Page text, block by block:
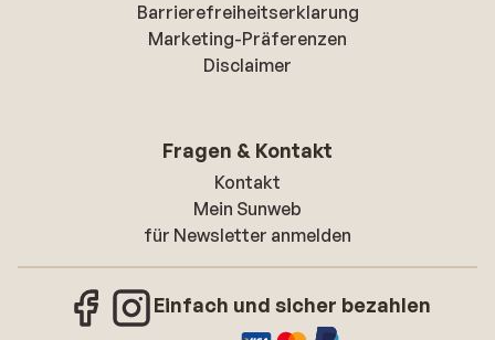
Barrierefreiheitserklarung
Marketing-Präferenzen
Disclaimer
Fragen & Kontakt
Kontakt
Mein Sunweb
für Newsletter anmelden
Einfach und sicher bezahlen